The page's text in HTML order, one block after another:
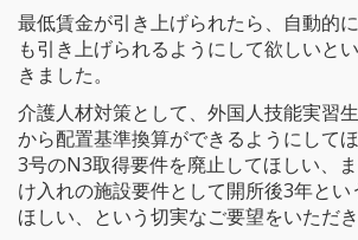
最低賃金が引き上げられたら、自動的
も引き上げられるようにして欲しいと
きました。
介護人材対策として、外国人技能実習
から配置基準換算ができるようにして
3号のN3取得要件を廃止してほしい、
け入れの施設要件として開所後3年とい
ほしい、という切実なご要望をいただき